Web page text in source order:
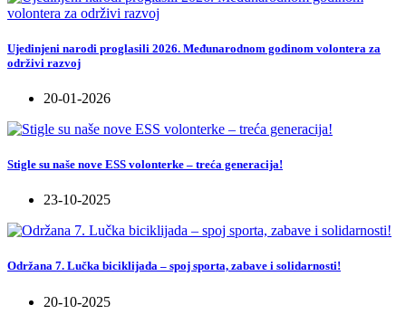
Ujedinjeni narodi proglasili 2026. Međunarodnom godinom volontera za
održivi razvoj
20-01-2026
Stigle su naše nove ESS volonterke – treća generacija!
23-10-2025
Održana 7. Lučka biciklijada – spoj sporta, zabave i solidarnosti!
20-10-2025